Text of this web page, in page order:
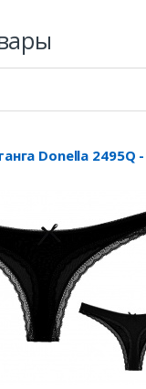
Donella 2495Q -